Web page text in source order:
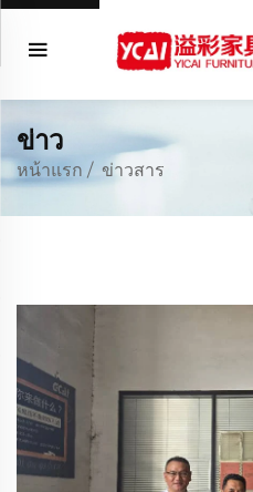
ข่าว
หน้าแรก / ข่าวสาร